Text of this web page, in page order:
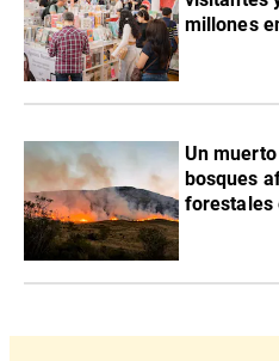
millones
Un
bosques
forestales